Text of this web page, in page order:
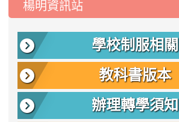
楊明資訊站
學校制服相關
教科書版本
辦理轉學須知